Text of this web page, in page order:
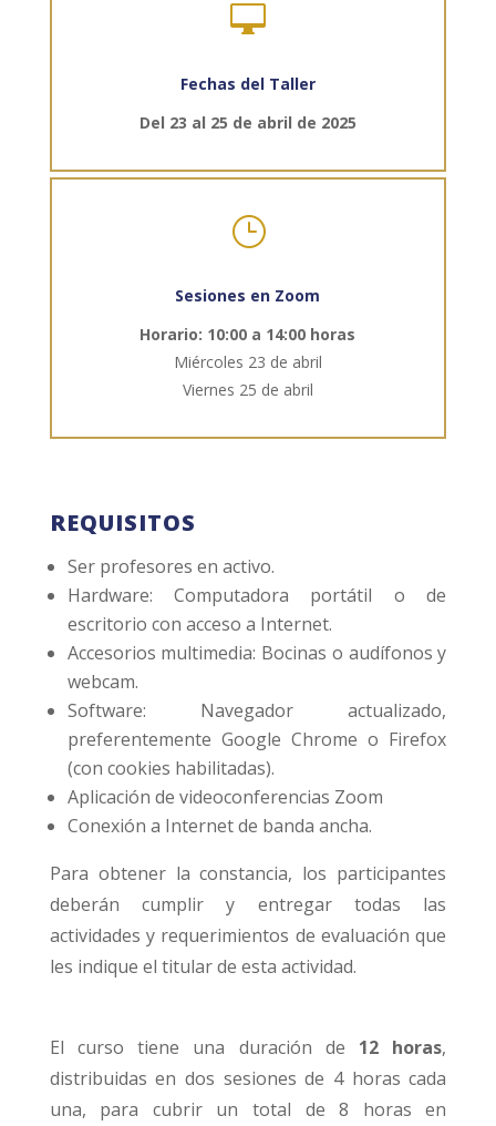

Fechas del Taller
Del 23 al 25 de abril de 2025
}
Sesiones en Zoom
Horario: 10:00 a 14:00 horas
Miércoles 23 de abril
Viernes 25 de abril
REQUISITOS
Ser profesores en activo.
Hardware: Computadora portátil o de
escritorio con acceso a Internet.
Accesorios multimedia: Bocinas o audífonos y
webcam.
Software: Navegador actualizado,
preferentemente Google Chrome o Firefox
(con cookies habilitadas).
Aplicación de videoconferencias Zoom
Conexión a Internet de banda ancha.
Para obtener la constancia, los participantes
deberán cumplir y entregar todas las
actividades y requerimientos de evaluación que
les indique el titular de esta actividad.
El curso tiene una duración de 12 horas,
distribuidas en dos sesiones de 4 horas cada
una, para cubrir un total de 8 horas en